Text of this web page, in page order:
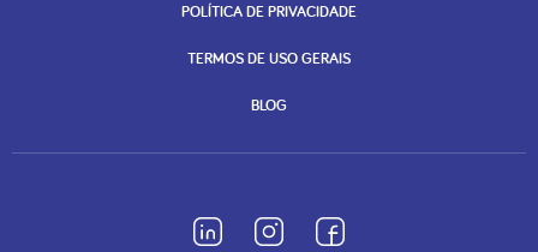
POLÍTICA DE PRIVACIDADE
TERMOS DE USO GERAIS
BLOG